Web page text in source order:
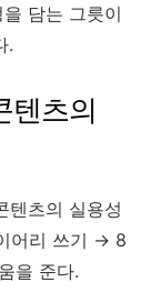
담는 그릇이
.
텐츠의
텐츠의 실용성
어리 쓰기 → 8
을 준다.